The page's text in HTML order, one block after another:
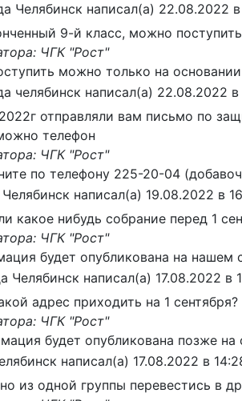
Челябинск написал(а) 22.08.2022 в
9-й класс, можно
ЧГК "Рост"
можно только на основании
челябинск написал(а) 22.08.2022 в
отправляли вам письмо по
телефон
ЧГК "Рост"
по телефону 225-20-04
Челябинск написал(а) 19.08.2022 в
какое нибудь собрание перед 1
ЧГК "Рост"
будет опубликована на нашем
Челябинск написал(а) 17.08.2022 в
адрес приходить на 1 сентября?
ЧГК "Рост"
будет опубликована позже
написал(а) 17.08.2022 в
из одной группы перевестись в